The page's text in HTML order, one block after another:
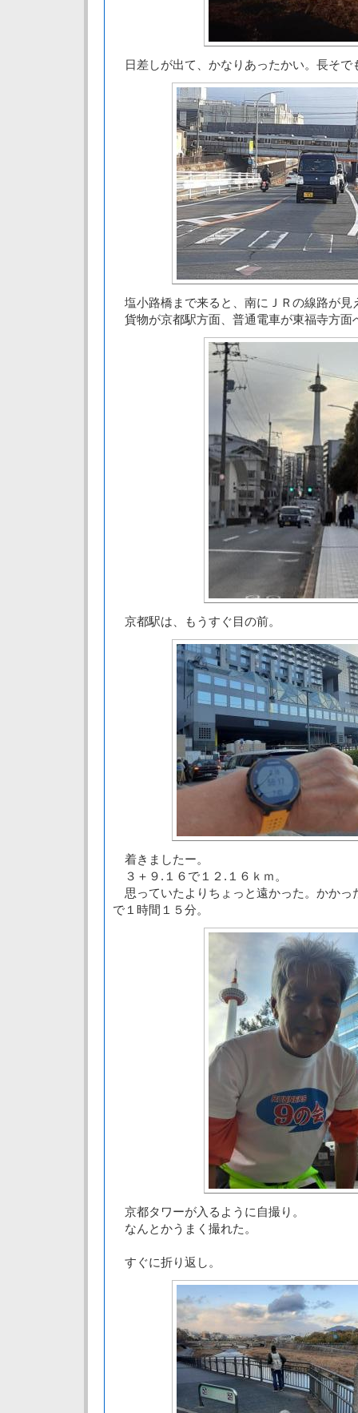
日差しが出て、かなりあったかい。長そで
塩小路橋まで来ると、南にＪＲの線路が見
貨物が京都駅方面、普通電車が東福寺方面
京都駅は、もうすぐ目の前。
着きましたー。
３＋９.１６で１２.１６ｋｍ。
思っていたよりちょっと遠かった。かかっ
で１時間１５分。
京都タワーが入るように自撮り。
なんとかうまく撮れた。
すぐに折り返し。